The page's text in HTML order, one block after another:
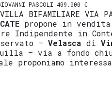
PASCOLI 409.000 €
BIFAMILIARE VIA
propone in
Indipendente in
–Velasca di
– via a fondo
proponiamo